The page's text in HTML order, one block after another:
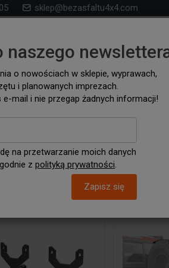
naszego
o nowościach w sklepie, wyprawach,
i planowanych imprezach.
mail i nie przegap żadnych informacji!
na przetwarzanie moich danych
z polityką prywatności.
Zapisz się
sklep@bezasfaltu4x4.com
i kampervanów
WG. SAMOCHODU AKCESORIA /